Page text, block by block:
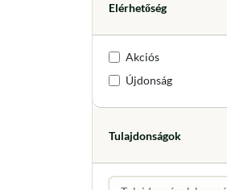
Elérhetőség
Akciós
Újdonság
Tulajdonságok